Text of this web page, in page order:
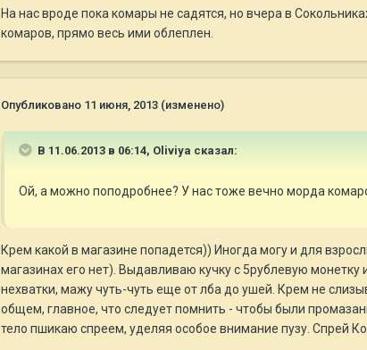
На нас вроде пока комары не садятся, но вчера в
комаров, прямо весь ими облеплен.
Опубликовано 11 июня, 2013 (изменено)
В 11.06.2013 в 06:14, Oliviya сказал:
Ой, а можно поподробнее? У нас тоже вечно морда
Крем какой в магазине попадется)) Иногда могу и для
магазинах его нет). Выдавливаю кучку с 5рублевую
нехватки, мажу чуть-чуть еще от лба до ушей. Крем не
общем, главное, что следует помнить - чтобы были
тело пшикаю спреем, уделяя особое внимание пузу. Спрей